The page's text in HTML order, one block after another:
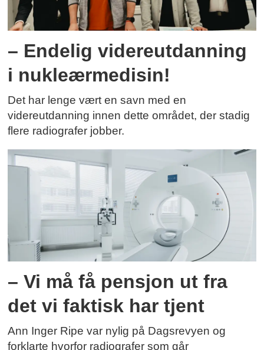
– Endelig videreutdanning
i nukleærmedisin!
Det har lenge vært en savn med en
videreutdanning innen dette området, der stadig
flere radiografer jobber.
– Vi må få pensjon ut fra
det vi faktisk har tjent
Ann Inger Ripe var nylig på Dagsrevyen og
forklarte hvorfor radiografer som går